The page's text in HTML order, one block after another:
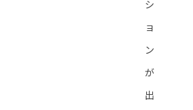
シ
ョ
ン
が
出